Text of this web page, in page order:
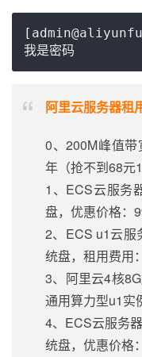
我是密码
阿里云服务器租
0、200M峰值
年（抢不到68元1
1、ECS云服务
盘，优惠价格：
2、ECS u1云服
统盘，租用费用
3、阿里云4核
通用算力型u1实
4、ECS云服务
统盘，优惠价格